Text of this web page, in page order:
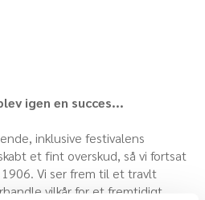
igen en succes...
inklusive festivalens
et fint overskud, så vi fortsat
Vi ser frem til et travlt
vilkår for et fremtidigt